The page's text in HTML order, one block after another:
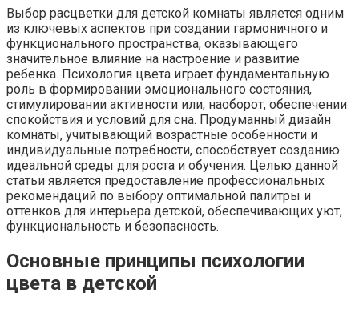
Выбор расцветки для детской комнаты является одним
из ключевых аспектов при создании гармоничного и
функционального пространства, оказывающего
значительное влияние на настроение и развитие
ребенка. Психология цвета играет фундаментальную
роль в формировании эмоционального состояния,
стимулировании активности или, наоборот, обеспечении
спокойствия и условий для сна. Продуманный дизайн
комнаты, учитывающий возрастные особенности и
индивидуальные потребности, способствует созданию
идеальной среды для роста и обучения. Целью данной
статьи является предоставление профессиональных
рекомендаций по выбору оптимальной палитры и
оттенков для интерьера детской, обеспечивающих уют,
функциональность и безопасность.
Основные принципы психологии
цвета в детской